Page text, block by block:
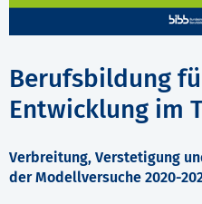
Berufsbildung
Entwicklung im
Verbreitung, Verstetigung
der Modellversuche 2020-